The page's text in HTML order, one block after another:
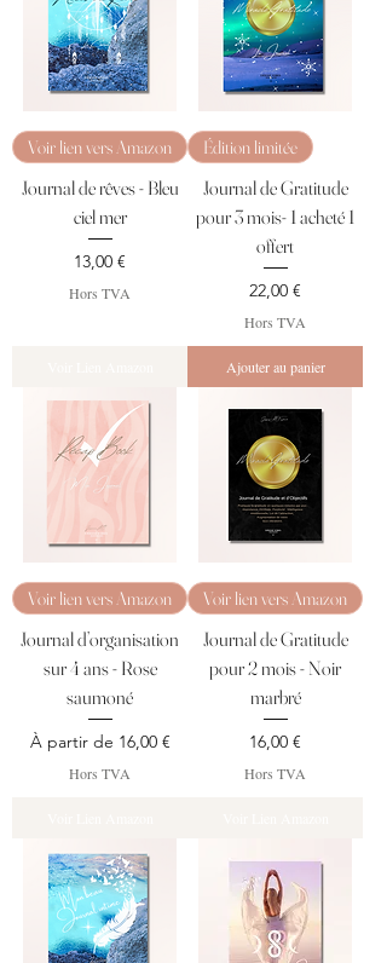
Voir lien vers Amazon
Journal de rêves - Bleu
ciel mer
Prix
13,00 €
Hors TVA
Édition limitée
Journal de Gratitude
pour 3 mois- 1 acheté 1
offert
Prix
22,00 €
Hors TVA
Ajouter au panier
Voir lien vers Amazon
Journal d’organisation
sur 4 ans - Rose
saumoné
À partir de 16,00 €
Prix promotionnel
Hors TVA
Voir lien vers Amazon
Journal de Gratitude
pour 2 mois - Noir
marbré
Prix
16,00 €
Hors TVA